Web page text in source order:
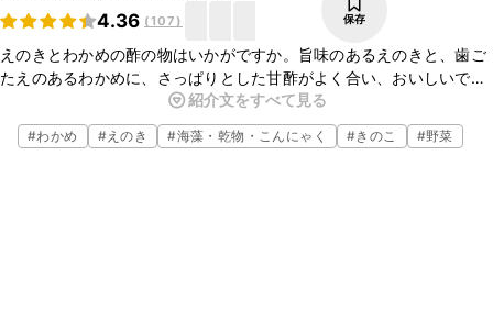
4.36 (107) 保存
えのきとわかめの酢の物はいかがですか。旨味のあるえのきと、歯ご
たえのあるわかめに、さっぱりとした甘酢がよく合い、おいしいです
よ。簡単なので、ぜひお試しくださいね。
紹介文をすべて見る
#わかめ #えのき #海藻・乾物・こんにゃく #きのこ #野菜